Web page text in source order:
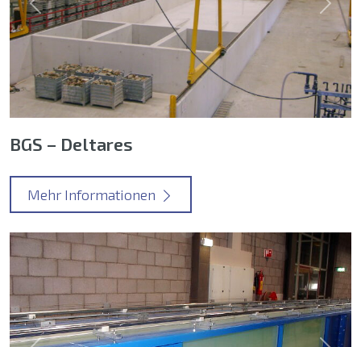
Previous Next
BGS – Deltares
Mehr Informationen